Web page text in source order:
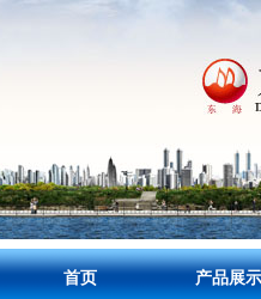
首页 产品展示